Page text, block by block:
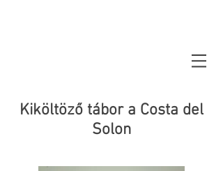
Kiköltöző tábor a Costa del
Solon